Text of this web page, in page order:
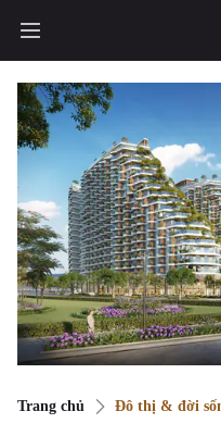
Trang chủ Đô thị & đời